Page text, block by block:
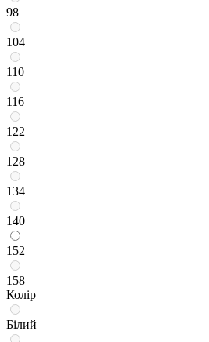
98
104
110
116
122
128
134
140
152
158
Колір
Білий